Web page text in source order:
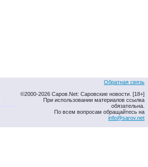
Обратная связь
©2000-2026 Саров.Net: Саровские новости. [18+]
При использовании материалов ссылка
обязательна.
По всем вопросам обращайтесь на
info@sarov.net